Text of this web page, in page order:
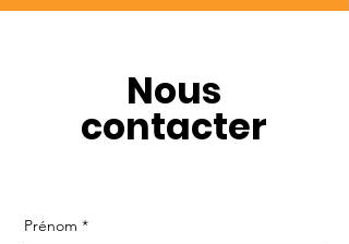
Nous
contacter
Prénom *